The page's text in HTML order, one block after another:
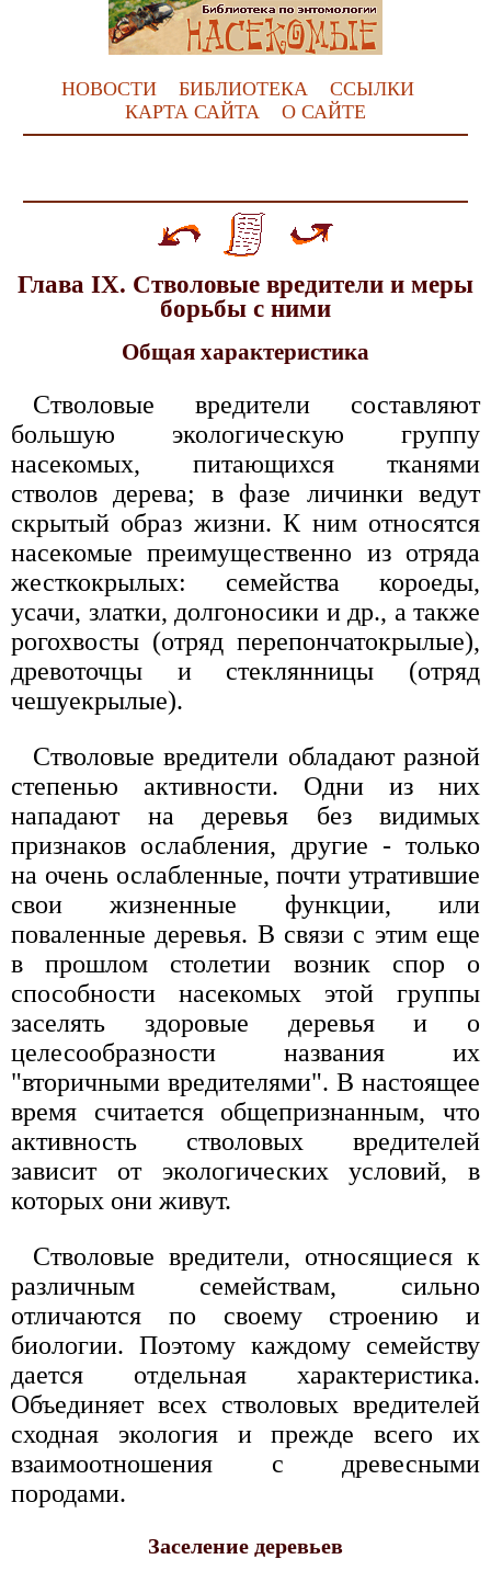
НОВОСТИ БИБЛИОТЕКА
ССЫЛКИ
КАРТА САЙТА
О САЙТЕ
Глава IX. Стволовые вредители и меры
борьбы с ними
Общая характеристика
Стволовые вредители составляют
большую экологическую группу
насекомых, питающихся тканями
стволов дерева; в фазе личинки ведут
скрытый образ жизни. К ним относятся
насекомые преимущественно из отряда
жесткокрылых: семейства короеды,
усачи, златки, долгоносики и др., а также
рогохвосты (отряд перепончатокрылые),
древоточцы и стеклянницы (отряд
чешуекрылые).
Стволовые вредители обладают разной
степенью активности. Одни из них
нападают на деревья без видимых
признаков ослабления, другие - только
на очень ослабленные, почти утратившие
свои жизненные функции, или
поваленные деревья. В связи с этим еще
в прошлом столетии возник спор о
способности насекомых этой группы
заселять здоровые деревья и о
целесообразности названия их
"вторичными вредителями". В настоящее
время считается общепризнанным, что
активность стволовых вредителей
зависит от экологических условий, в
которых они живут.
Стволовые вредители, относящиеся к
различным семействам, сильно
отличаются по своему строению и
биологии. Поэтому каждому семейству
дается отдельная характеристика.
Объединяет всех стволовых вредителей
сходная экология и прежде всего их
взаимоотношения с древесными
породами.
Заселение деревьев